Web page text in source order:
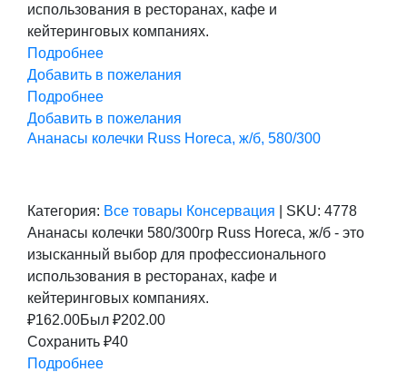
использования в ресторанах, кафе и
кейтеринговых компаниях.
Подробнее
Добавить в пожелания
Подробнее
Добавить в пожелания
Ананасы колечки Russ Horeca, ж/б, 580/300
Категория: Все товары Консервация SKU: 4778
Ананасы колечки 580/300гр Russ Horeca, ж/б - это
изысканный выбор для профессионального
использования в ресторанах, кафе и
кейтеринговых компаниях.
₽162.00Был ₽202.00
Сохранить ₽40
Подробнее